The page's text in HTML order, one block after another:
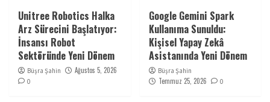
Unitree Robotics Halka
Arz Sürecini Başlatıyor:
İnsansı Robot
Sektöründe Yeni Dönem
Büşra Şahin Ağustos 5, 2026
0
Google Gemini Spark
Kullanıma Sunuldu:
Kişisel Yapay Zekâ
Asistanında Yeni Dönem
Büşra Şahin
Temmuz 25, 2026 0